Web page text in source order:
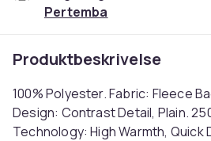
Pertemba
Produktbeskrivelse
100% Polyester. Fabric: Fleece
Design: Contrast Detail, Plain.
Technology: High Warmth, Quick